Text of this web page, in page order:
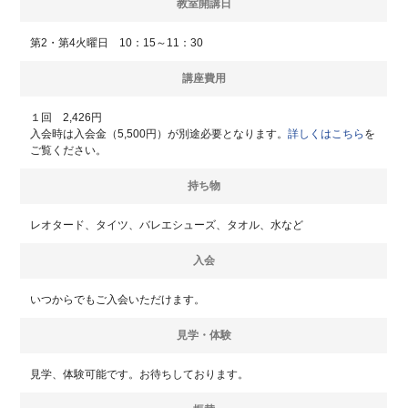
教室開講日
第2・第4火曜日 10：15～11：30
講座費用
１回 2,426円
入会時は入会金（5,500円）が別途必要となります。 詳しくはこちら を
ご覧ください。
持ち物
レオタード、タイツ、バレエシューズ、タオル、水など
入会
いつからでもご入会いただけます。
見学・体験
見学、体験可能です。お待ちしております。